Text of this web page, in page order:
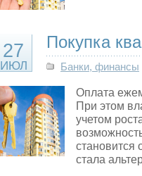
27
ИЮЛ
Покупка
Банки, финансы
Оплата
При этом
учетом
становится
стала